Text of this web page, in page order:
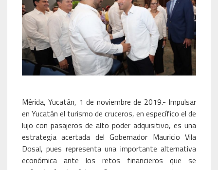
Mérida, Yucatán, 1 de noviembre de 2019.- Impulsar
en Yucatán el turismo de cruceros, en específico el de
lujo con pasajeros de alto poder adquisitivo, es una
estrategia acertada del Gobernador Mauricio Vila
Dosal, pues representa una importante alternativa
económica ante los retos financieros que se